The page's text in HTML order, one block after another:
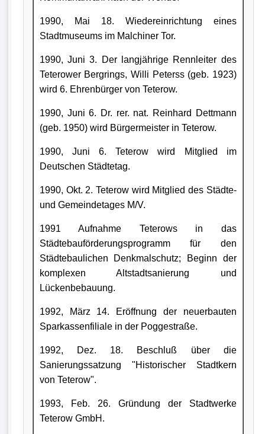
1990, Mai 18. Wiedereinrichtung eines
Stadtmuseums im Malchiner Tor.
1990, Juni 3. Der langjährige Rennleiter des
Teterower Bergrings, Willi Peterss (geb. 1923)
wird 6. Ehrenbürger von Teterow.
1990, Juni 6. Dr. rer. nat. Reinhard Dettmann
(geb. 1950) wird Bürgermeister in Teterow.
1990, Juni 6. Teterow wird Mitglied im
Deutschen Städtetag.
1990, Okt. 2. Teterow wird Mitglied des Städte-
und Gemeindetages M/V.
1991 Aufnahme Teterows in das
Städtebauförderungsprogramm für den
Städtebaulichen Denkmalschutz; Beginn der
komplexen Altstadtsanierung und
Lückenbebauung.
1992, März 14. Eröffnung der neuerbauten
Sparkassenfiliale in der Poggestraße.
1992, Dez. 18. Beschluß über die
Sanierungssatzung "Historischer Stadtkern
von Teterow".
1993, Feb. 26. Gründung der Stadtwerke
Teterow GmbH.